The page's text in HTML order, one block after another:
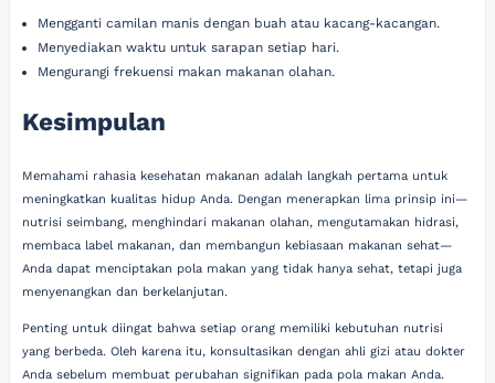
Mengganti camilan manis dengan buah atau kacang-kacangan.
Menyediakan waktu untuk sarapan setiap hari.
Mengurangi frekuensi makan makanan olahan.
Kesimpulan
Memahami rahasia kesehatan makanan adalah langkah pertama untuk
meningkatkan kualitas hidup Anda. Dengan menerapkan lima prinsip ini—
nutrisi seimbang, menghindari makanan olahan, mengutamakan hidrasi,
membaca label makanan, dan membangun kebiasaan makanan sehat—
Anda dapat menciptakan pola makan yang tidak hanya sehat, tetapi juga
menyenangkan dan berkelanjutan.
Penting untuk diingat bahwa setiap orang memiliki kebutuhan nutrisi
yang berbeda. Oleh karena itu, konsultasikan dengan ahli gizi atau dokter
Anda sebelum membuat perubahan signifikan pada pola makan Anda.